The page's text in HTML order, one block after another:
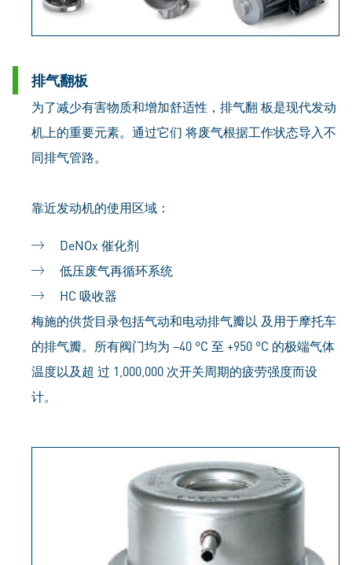
排气翻板
为了减少有害物质和增加舒适性，排气翻 板是现代发动
机上的重要元素。通过它们 将废气根据工作状态导入不
同排气管路。
靠近发动机的使用区域：
DeNOx 催化剂
低压废气再循环系统
HC 吸收器
梅施的供货目录包括气动和电动排气瓣以 及用于摩托车
的排气瓣。所有阀门均为 –40 °C 至 +950 °C 的极端气体
温度以及超 过 1,000,000 次开关周期的疲劳强度而设
计。